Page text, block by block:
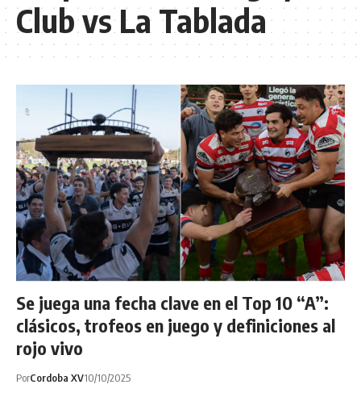
Club vs La Tablada
Se juega una fecha clave en el Top 10 “A”:
clásicos, trofeos en juego y definiciones al
rojo vivo
PorCordoba XV10/10/2025